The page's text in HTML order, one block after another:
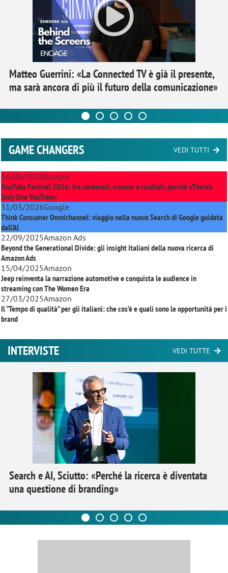
Matteo Guerrini: «La Connected TV è già il presente,
ma sarà ancora di più il futuro della comunicazione»
GAME CHANGERS VEDI TUTTI
16/06/2026Google
YouTube Festival 2026: tra contenuti, creator e risultati, perché «There’s
Only One YouTube»
31/03/2026Google
Think Consumer Omnichannel: viaggio nella nuova Search di Google guidata
dall'AI
22/09/2025Amazon Ads
Beyond the Generational Divide: gli insight italiani della nuova ricerca di
Amazon Ads
15/04/2025Amazon
Jeep reinventa la narrazione automotive e conquista le audience in
streaming conThe Women Era
27/03/2025Amazon
Il “Tempo di qualità” per gli italiani: che cos’è e quali sono le opportunità per i
brand
INTERVISTE VEDI TUTTE
Search e AI, Sciutto: «Perché la ricerca è diventata
una questione di branding»